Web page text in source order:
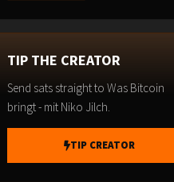
TIP THE CREATOR
Send sats straight to Was Bitcoin
bringt - mit Niko Jilch.
TIP CREATOR